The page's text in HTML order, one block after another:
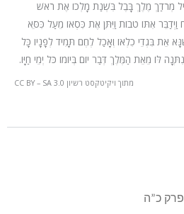
מְרֹדַךְ מֶלֶךְ בָּבֶל בִּשְׁנַת מָלְכוֹ אֶת רֹאשׁ
וַיְדַבֵּר אִתּוֹ טֹבוֹת וַיִּתֵּן אֶת כִּסְאוֹ מֵעַל כִּסֵּא
אֵת בִּגְדֵי כִלְאוֹ וְאָכַל לֶחֶם תָּמִיד לְפָנָיו כָּל
לּוֹ מֵאֵת הַמֶּלֶךְ דְּבַר יוֹם בְּיוֹמוֹ כֹּל יְמֵי חַיָּו.
מתוך ויקיטקסט רשיון CC BY – SA 3.0
כ”ה